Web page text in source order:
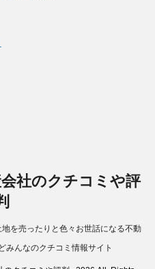
社のクチコミや評
を売ったりと色々お世話になる不動
みんなのクチコミ情報サイト